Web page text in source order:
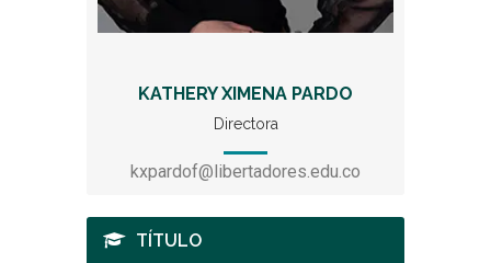
KATHERY XIMENA PARDO
Directora
kxpardof@libertadores.edu.co
TÍTULO